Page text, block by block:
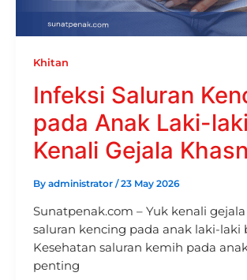
Khitan
Infeksi Saluran
pada Anak Laki-
Kenali Gejala
By administrator /23 May 2026
Sunatpenak.com – Yuk kenali
saluran kencing pada anak laki-laki
Kesehatan saluran kemih pada
penting